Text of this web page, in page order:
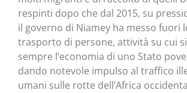
respinti dopo che dal 2015, su
il governo di Niamey ha messo fuori
trasporto di persone, attività su cui
sempre l’economia di uno Stato
dando notevole impulso al traffico
umani sulle rotte dell’Africa